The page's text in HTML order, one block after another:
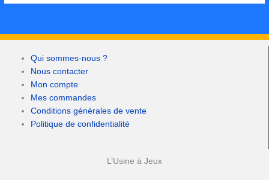
Qui sommes-nous ?
Nous contacter
Mon compte
Mes commandes
Conditions générales de vente
Politique de confidentialité
L’Usine à Jeux